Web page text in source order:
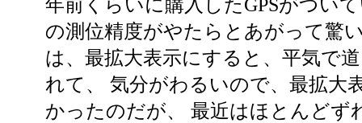
年前くらいに購入したGPSがつい
の測位精度がやたらとあがって驚
は、最拡大表示にすると、平気で
れて、 気分がわるいので、最拡大
かったのだが、 最近はほとんどず